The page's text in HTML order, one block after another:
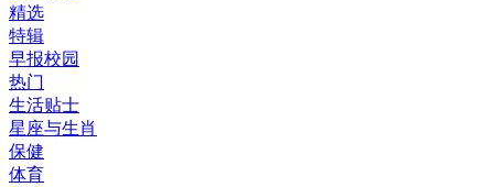
精选
特辑
早报校园
热门
生活贴士
星座与生肖
保健
体育